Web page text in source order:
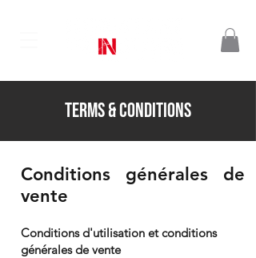
TERMS & CONDITIONS
Conditions générales de
vente
Conditions d'utilisation et conditions
générales de vente